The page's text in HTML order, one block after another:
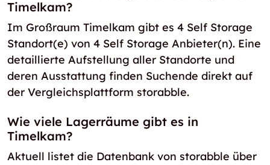
Timelkam?
Im Großraum Timelkam gibt es 4 Self Storage
Standort(e) von 4 Self Storage Anbieter(n). Eine
detaillierte Aufstellung aller Standorte und
deren Ausstattung finden Suchende direkt auf
der Vergleichsplattform storabble.
Wie viele Lagerräume gibt es in
Timelkam?
Aktuell listet die Datenbank von storabble über